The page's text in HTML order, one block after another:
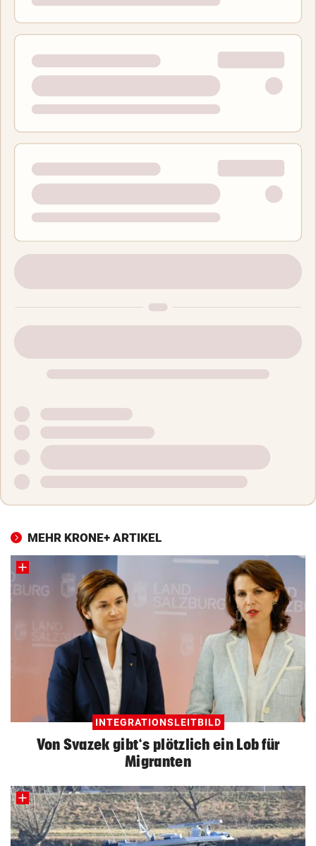
MEHR KRONE+ ARTIKEL
INTEGRATIONSLEITBILD
Von Svazek gibt‘s plötzlich ein Lob für
Migranten